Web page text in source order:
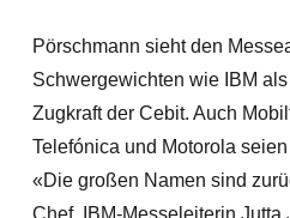
Pörschmann sieht den
Schwergewichten wie IBM
Zugkraft der Cebit. Auch
Telefónica und Motorola
«Die großen Namen sind
Chef. IBM-Messeleiterin